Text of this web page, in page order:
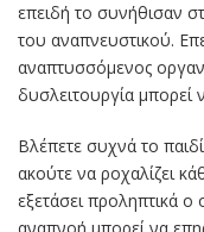
επειδή το συνήθισαν
του αναπνευστικού.
αναπτυσσόμενος
δυσλειτουργία μπορεί
Βλέπετε συχνά το
ακούτε να ροχαλίζει
εξετάσει προληπτικά ο